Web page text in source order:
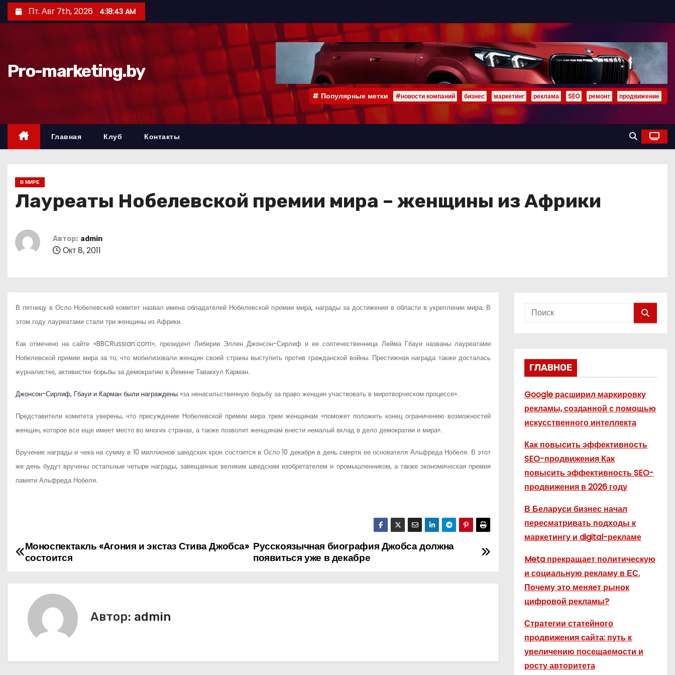
е
д
Пт. Авг 7th, 2026 4:18:44 AM
Pro-marketing.by
Популярные метки #новости компаний бизнес маркетинг реклама SEO ремонт продвижение
Главная Клуб Контакты
В МИРЕ
Лауреаты Нобелевской премии мира – женщины из Африки
Автор: admin
Окт 8, 2011
В пятницу в Осло Нобелевский комитет назвал имена обладателей Нобелевской премии мира, награды за достижения в области в укреплении мира. В
этом году лауреатами стали три женщины из Африки.
Как отмечено на сайте «BBCRussian.com», президент Либерии Эллен Джонсон-Сирлиф и ее соотечественница Лейма Гбауи названы лауреатами
Нобелевской премии мира за то, что мобилизовали женщин своей страны выступить против гражданской войны. Престижная награда также досталась
журналистке, активистке борьбы за демократию в Йемене Таваккул Карман.
Джонсон-Сирлиф, Гбауи и Карман были награждены «за ненасильственную борьбу за право женщин участвовать в миротворческом процессе».
Представители комитета уверены, что присуждение Нобелевской премии мира трем женщинам «поможет положить конец ограничению возможностей
женщин, которое все еще имеет место во многих странах, а также позволит женщинам внести немалый вклад в дело демократии и мира».
Вручение награды и чека на сумму в 10 миллионов шведских крон состоится в Осло 10 декабря в день смерти ее основателя Альфреда Нобеля. В этот
же день будут вручены остальные четыре награды, завещанные великим шведским изобретателем и промышленником, а также экономическая премия
памяти Альфреда Нобеля.
Н
Русскоязычная биография Джобса должна
появиться уже в декабре
Моноспектакль «Агония и экстаз Стива Джобса»
состоится
Автор: admin
ГЛАВНОЕ
Google расширил маркировку
рекламы, созданной с помощью
искусственного интеллекта
Как повысить эффективность
SEO-продвижения Как
повысить эффективность SEO-
продвижения в 2026 году
В Беларуси бизнес начал
пересматривать подходы к
маркетингу и digital-рекламе
Meta прекращает политическую
и социальную рекламу в ЕС.
Почему это меняет рынок
цифровой рекламы?
Стратегии статейного
продвижения сайта: путь к
увеличению посещаемости и
росту авторитета